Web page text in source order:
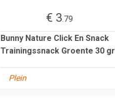
€ 3.79
Bunny Nature Click En Snack
Trainingssnack Groente 30 gr
Plein